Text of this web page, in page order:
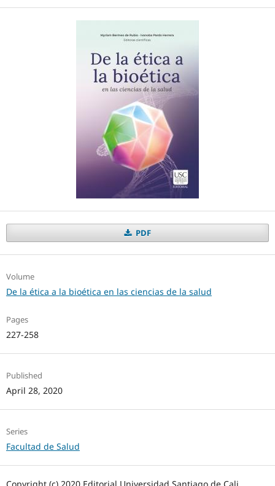
PDF
Volume
De la ética a la bioética en las ciencias de la salud
Pages
227-258
Published
April 28, 2020
Series
Facultad de Salud